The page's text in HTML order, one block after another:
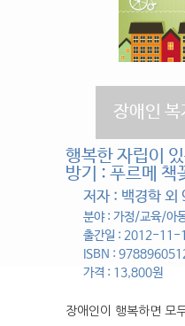
장애인
행복한 자립이
방기 : 푸르메 책
저자 : 백경학 외
분야 : 가정/교육/아
출간일 : 2012-11-
ISBN :
가격 : 13,800원
장애인이 행복하면 모